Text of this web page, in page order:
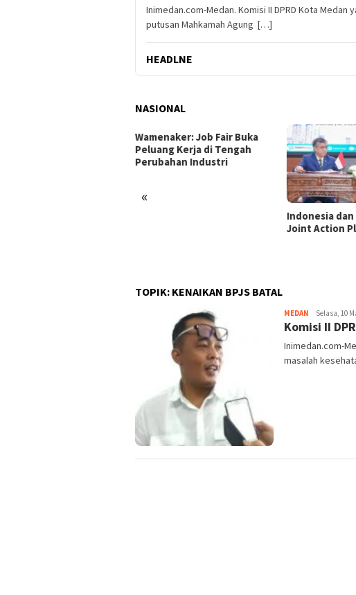
Inimedan.com-Medan. Komisi II DPRD Kota
putusan Mahkamah Agung […]
HEADLNE
NASIONAL
«
Satgas PRR
Tambahan
TOPIK: KENAIKAN BPJS BATAL
MEDAN redaksi
Selasa, 10
Komisi II
Inimedan.com-
masalah